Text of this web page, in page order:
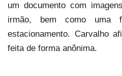
um documento com
irmão, bem como uma
estacionamento. Carvalho
feita de forma anônima.